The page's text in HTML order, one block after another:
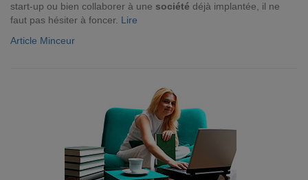
start-up ou bien collaborer à une société déjà implantée, il ne
faut pas hésiter à foncer. Lire
Article Minceur